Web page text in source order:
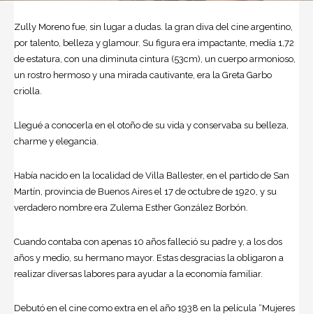
Zully Moreno fue, sin lugar a dudas. la gran diva del cine argentino,
por talento, belleza y glamour. Su figura era impactante, medía 1,72
de estatura, con una diminuta cintura (53cm), un cuerpo armonioso,
un rostro hermoso y una mirada cautivante, era la Greta Garbo
criolla.
Llegué a conocerla en el otoño de su vida y conservaba su belleza,
charme y elegancia.
Había nacido en la localidad de Villa Ballester, en el partido de San
Martín, provincia de Buenos Aires el 17 de octubre de 1920, y su
verdadero nombre era Zulema Esther González Borbón.
Cuando contaba con apenas 10 años falleció su padre y, a los dos
años y medio, su hermano mayor. Estas desgracias la obligaron a
realizar diversas labores para ayudar a la economía familiar.
Debutó en el cine como extra en el año 1938 en la película “Mujeres